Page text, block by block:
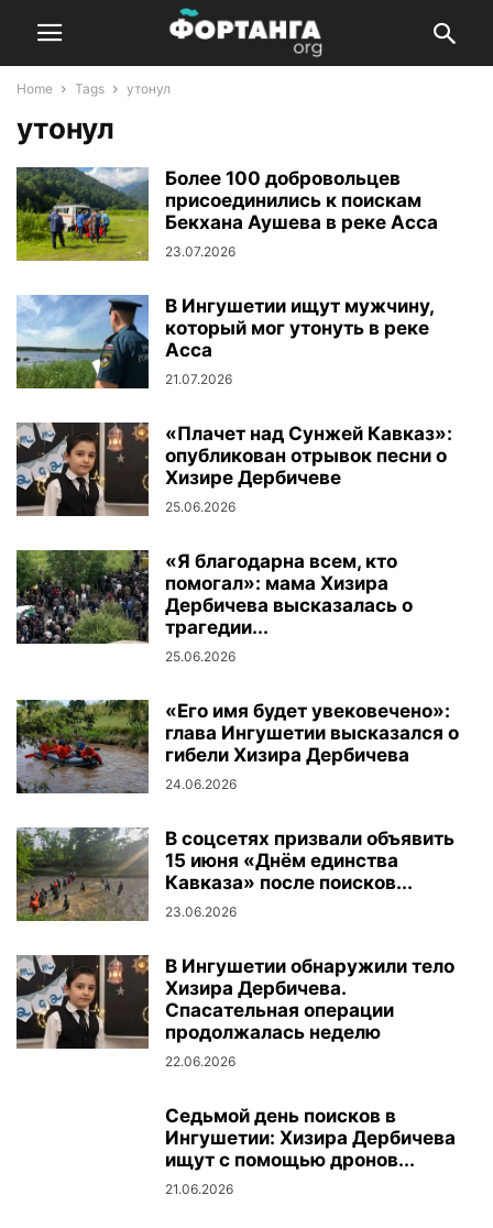
Home Tags утонул
утонул
Более 100 добровольцев
присоединились к поискам
Бекхана Аушева в реке Асса
23.07.2026
В Ингушетии ищут мужчину,
который мог утонуть в реке
Асса
21.07.2026
«Плачет над Сунжей Кавказ»:
опубликован отрывок песни о
Хизире Дербичеве
25.06.2026
«Я благодарна всем, кто
помогал»: мама Хизира
Дербичева высказалась о
трагедии...
25.06.2026
«Его имя будет увековечено»:
глава Ингушетии высказался о
гибели Хизира Дербичева
24.06.2026
В соцсетях призвали объявить
15 июня «Днём единства
Кавказа» после поисков...
23.06.2026
В Ингушетии обнаружили тело
Хизира Дербичева.
Спасательная операции
продолжалась неделю
22.06.2026
Седьмой день поисков в
Ингушетии: Хизира Дербичева
ищут с помощью дронов...
21.06.2026